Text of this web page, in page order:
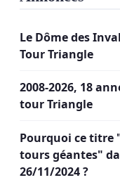
Abaissons à
Triangle
L'association
et les Parisiens
Versailles.
Le Dôme des
Tour Triangle
2008-2026, 18
tour Triangle
Pourquoi ce titre
tours géantes"
26/11/2024 ?